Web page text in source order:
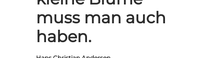
muss man auch
haben.